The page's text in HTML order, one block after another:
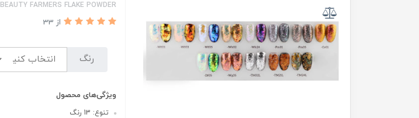
BEAUTY FARMERS FLAKE POWDER
از 33
رنگ
ویژگی‌های محصول
تنوع: 13 رنگ